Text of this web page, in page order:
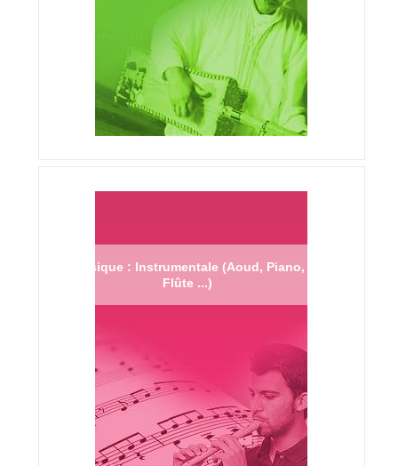
Musique : Instrumentale (Aoud, Piano,
Flûte ...)